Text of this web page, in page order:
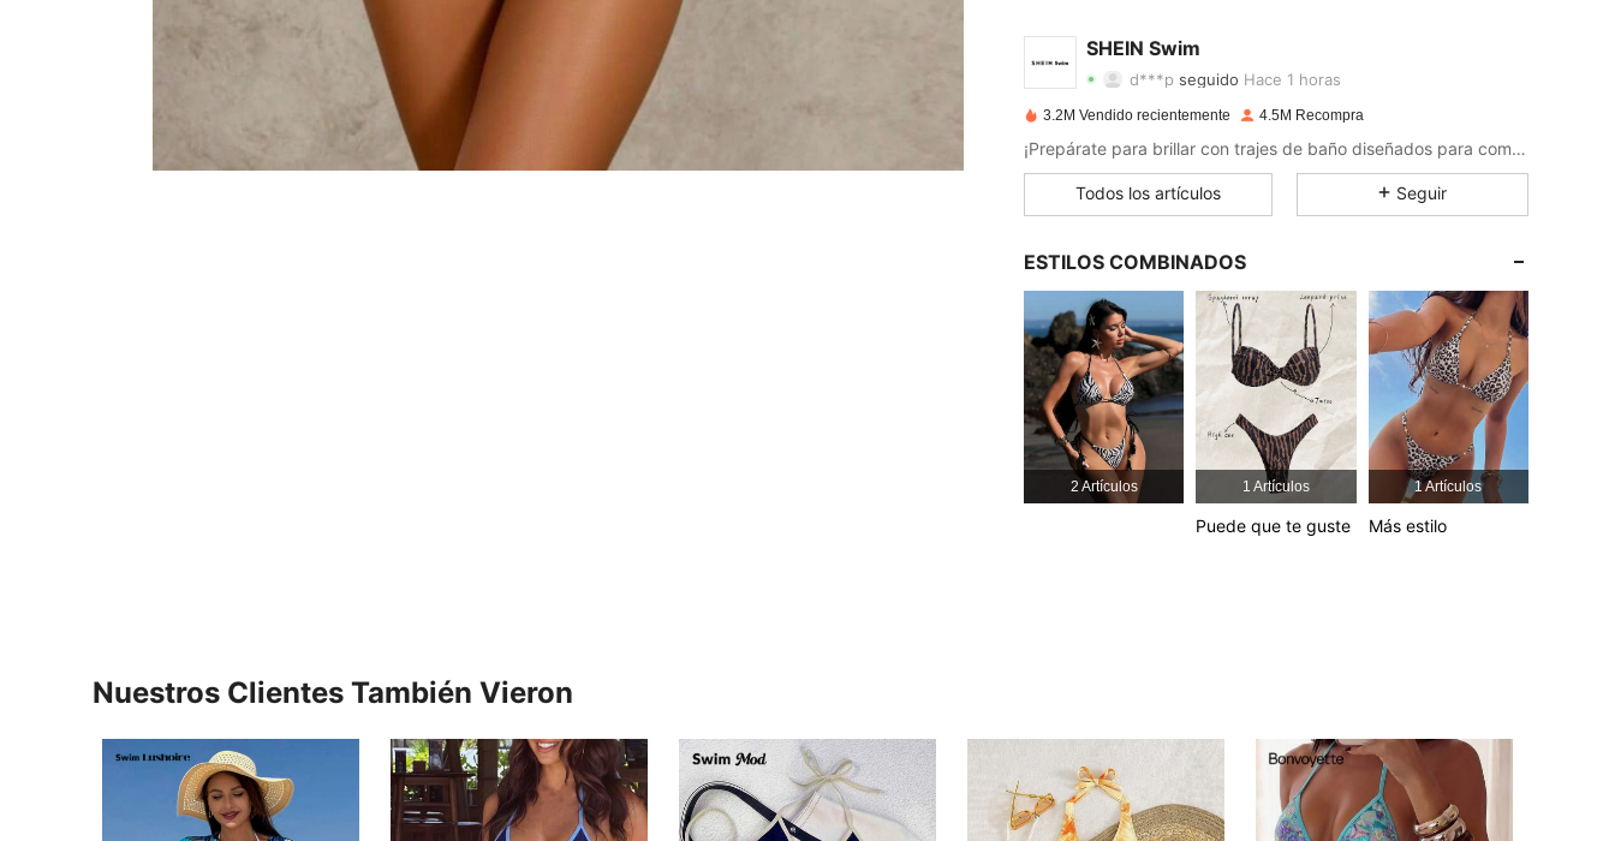
SHEIN Swim
d***p seguido Hace 1 horas
4,93 Calificación 9.1KArtículos
4,93 9.1K 414K
4,93 414K
4,93 9.1K
4,93 9.1K 414K
4,93 9.1K 414K
4,93 9.1K 414K
3.2M Vendido recientemente 4.5M Recompra
¡Prepárate para brillar con trajes de baño diseñados para combinar con cada estilo!
Todos los artículos Seguir
ESTILOS COMBINADOS
2 Artículos 1 Artículos
Puede que te guste
1 Artículos
Más estilo
Nuestros Clientes También Vieron